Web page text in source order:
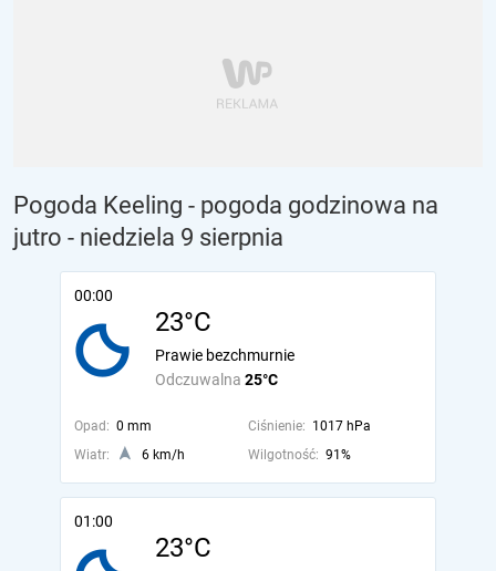
Pogoda Keeling - pogoda godzinowa na
jutro - niedziela 9 sierpnia
00:00
23°C
Odczuwalna 25°C
Prawie bezchmurnie
Opad: 0 mm Ciśnienie: 1017 hPa
Wiatr:
6 km/h Wilgotność: 91%
01:00
23°C